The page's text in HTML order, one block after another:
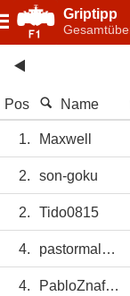
Griptipp
Pos Name
1. Maxwell
2. son-goku
2. Tido0815
4. pastormaldonado
4. PabloZnafca